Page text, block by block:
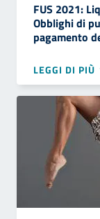
FUS 2021:
Obblighi di
pagamento
LEGGI DI PIÙ